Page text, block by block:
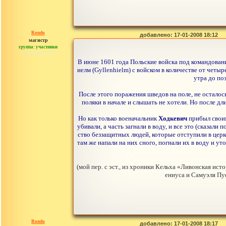
Rondo
магистр
группа: участники
сообщений: 429
добавлено: 17-01-2008 18:12
В июне 1601 года Польские войска под
иелм (Gyllenhielm) с войском в количестве от
утра до
После этого поражения шведов на поле, не
поляки в начале и слышать не хотели. Но после
Но как только военачальникХодкевич прибыл
убивали, а часть загнали в воду, и все это
ство беззащитных людей, которые отступили в
там же напали на них сного, погнали их в воду и
(мой пер. с эст., из хроники Кельха «Ливонская
ениуса и Самуэля
Rondo добавлено: 17-01-2008 18:17